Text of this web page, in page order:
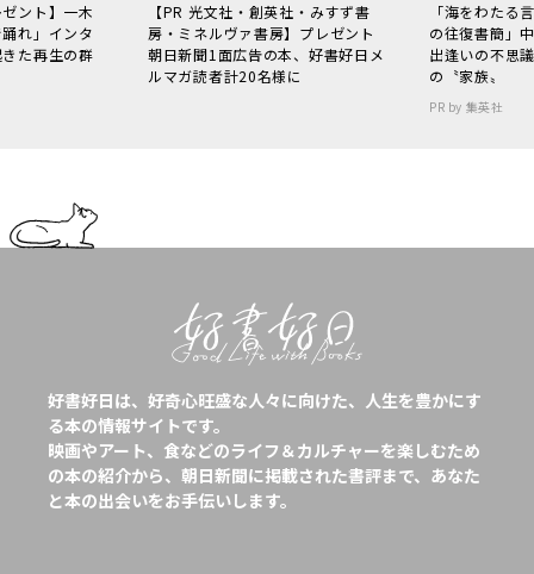
ント】一木
れ」インタ
た再生の群
【PR 光文社・創英社・みすず書
房・ミネルヴァ書房】プレゼント
朝日新聞1面広告の本、好書好日メ
ルマガ読者計20名様に
「海をわた
の往復書簡」
出逢いの不思
の〝家族〟
PR by 集英社
好書好日は、好奇心旺盛な人々に向けた、人生を豊かにす
る本の情報サイトです。
映画やアート、食などのライフ＆カルチャーを楽しむため
の本の紹介から、朝日新聞に掲載された書評まで、あなた
と本の出会いをお手伝いします。